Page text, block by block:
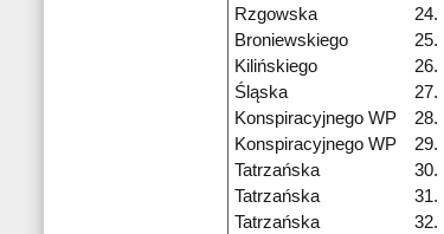
Rzgowska
24.
Broniewskiego
25.
Kilińskiego
26.
Śląska
27.
Konspiracyjnego WP
28.
Konspiracyjnego WP
29.
Tatrzańska
30.
Tatrzańska
31.
Tatrzańska
32.